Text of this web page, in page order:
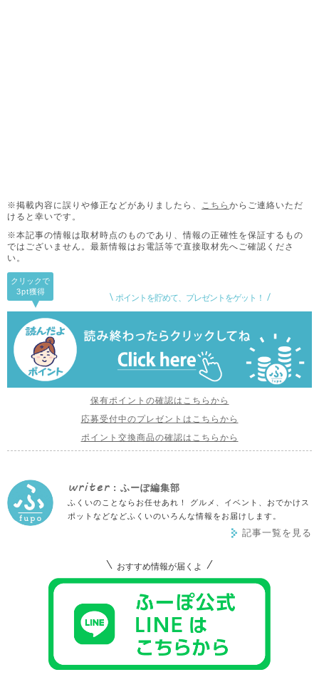
※掲載内容に誤りや修正などがありましたら、 こちら からご連絡いただ
けると幸いです。
※本記事の情報は取材時点のものであり、情報の正確性を保証するもの
ではございません。 最新情報はお電話等で直接取材先へご確認くださ
い。
ポイントを貯めて、プレゼントをゲット！
クリックで
3pt獲得
保有ポイントの確認はこちらから
応募受付中のプレゼントはこちらから
ポイント交換商品の確認はこちらから
writer : ふーぽ編集部
ふくいのことならお任せあれ！ グルメ、イベント、おでかけス
ポットなどなどふくいのいろんな情報をお届けします。
記事一覧を見る
おすすめ情報が届くよ